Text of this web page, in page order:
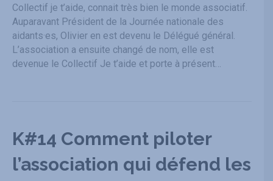
Collectif je t’aide, connait très bien le monde associatif.
Auparavant Président de la Journée nationale des
aidants·es, Olivier en est devenu le Délégué général.
L’association a ensuite changé de nom, elle est
devenue le Collectif Je t’aide et porte à présent…
K#14 Comment piloter
l’association qui défend les